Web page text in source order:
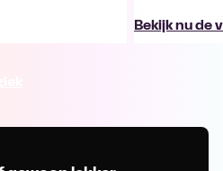
Bekijk nu de